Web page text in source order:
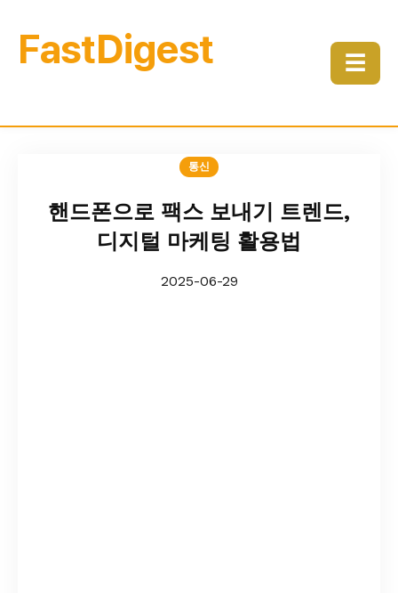
FastDigest ☰
통신
핸드폰으로 팩스 보내기 트렌드,
디지털 마케팅 활용법
2025-06-29